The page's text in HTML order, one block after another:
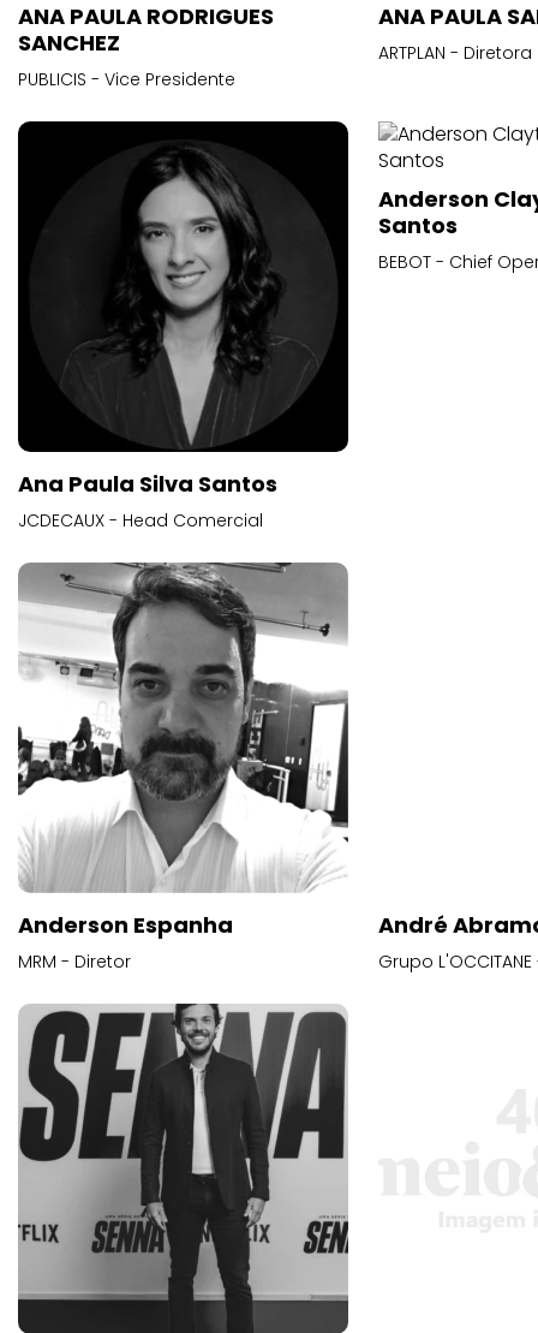
ANA PAULA RODRIGUES
SANCHEZ
PUBLICIS - Vice Presidente
ANA PAULA
ARTPLAN -
Ana Paula Silva Santos
JCDECAUX - Head Comercial
Anderson
Santos
BEBOT - Chief
Anderson Espanha
MRM - Diretor
André
Grupo